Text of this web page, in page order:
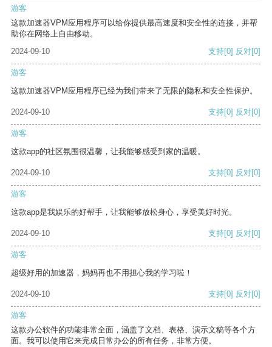
游客
这款加速器VPM应用程序可以给你提供最高速度和安全性的连接，并帮
助你在网络上自由移动。
2024-09-10
支持[0] 反对[0]
游客
这款加速器VPM应用程序已经为我们带来了无限的隐私和安全性保护。
2024-09-10 支持[0] 反对[0]
游客
这款app的社区氛围很温馨，让我能够感受到家的温暖。
2024-09-10 支持[0] 反对[0]
游客
这款app是我娱乐的好帮手，让我能够放松身心，享受美好时光。
2024-09-10 支持[0] 反对[0]
游客
超级好用的加速器，妈妈再也不用担心我的学习啦！
2024-09-10 支持[0] 反对[0]
游客
这款办公软件的功能非常全面，涵盖了文档、表格、演示文稿等各个方
面。我可以使用它来完成日常办公的所有任务，非常方便。